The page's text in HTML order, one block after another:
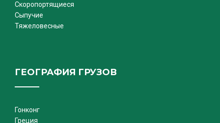
Скоропортящиеся
Сыпучие
Тяжеловесные
ГЕОГРАФИЯ ГРУЗОВ
Гонконг
Греция